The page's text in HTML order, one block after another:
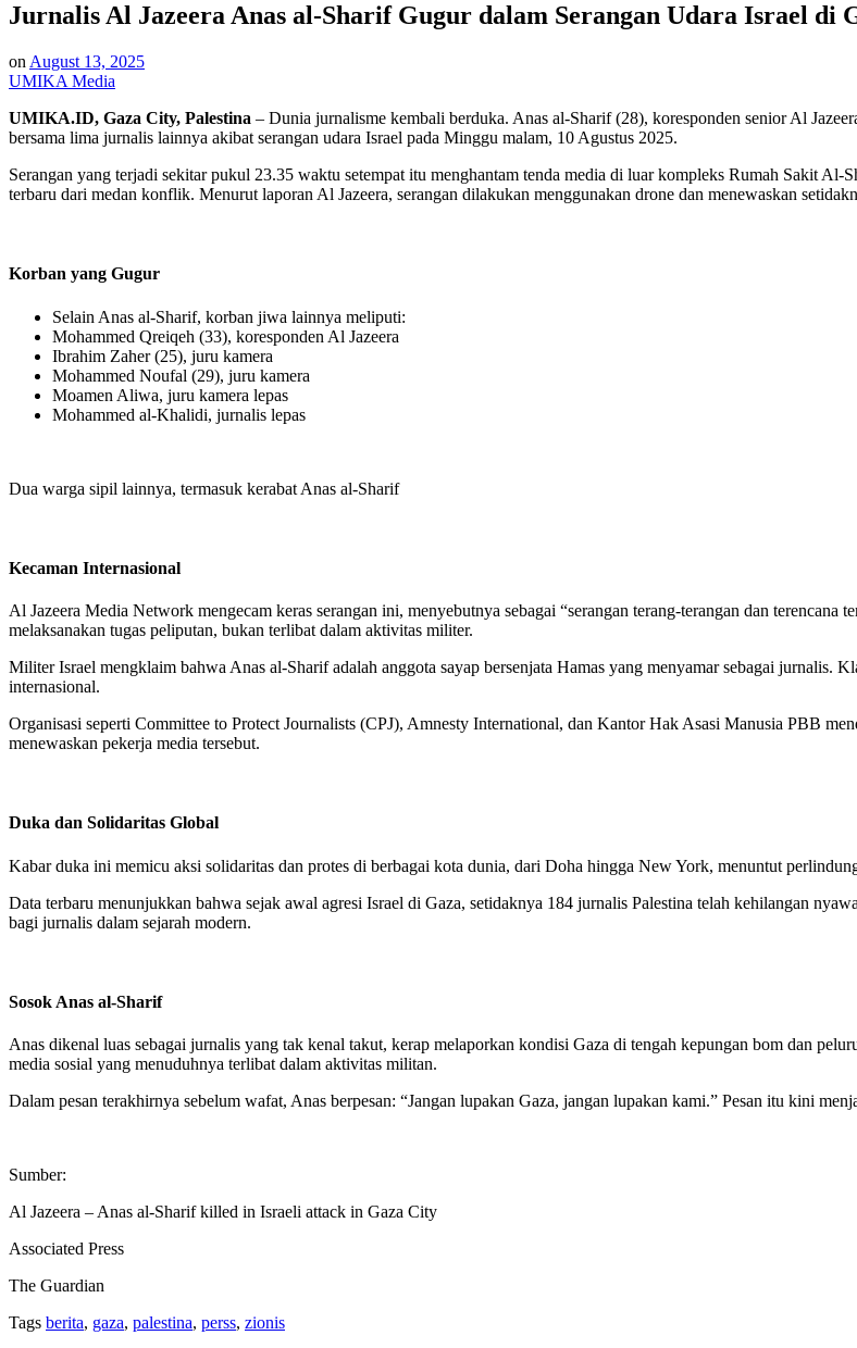
Jurnalis Al Jazeera Anas al-Sharif Gugur dalam Serangan Udara Israel di
on August 13, 2025
UMIKA Media
UMIKA.ID, Gaza City, Palestina – Dunia jurnalisme kembali berduka. Anas al-Sharif (28), koresponden senior Al
bersama lima jurnalis lainnya akibat serangan udara Israel pada Minggu malam, 10 Agustus 2025.
Serangan yang terjadi sekitar pukul 23.35 waktu setempat itu menghantam tenda media di luar kompleks Rumah Sakit
terbaru dari medan konflik. Menurut laporan Al Jazeera, serangan dilakukan menggunakan drone dan menewaskan
Korban yang Gugur
Selain Anas al-Sharif, korban jiwa lainnya meliputi:
Mohammed Qreiqeh (33), koresponden Al Jazeera
Ibrahim Zaher (25), juru kamera
Mohammed Noufal (29), juru kamera
Moamen Aliwa, juru kamera lepas
Mohammed al-Khalidi, jurnalis lepas
Dua warga sipil lainnya, termasuk kerabat Anas al-Sharif
Kecaman Internasional
Al Jazeera Media Network mengecam keras serangan ini, menyebutnya sebagai “serangan terang-terangan dan terencana
melaksanakan tugas peliputan, bukan terlibat dalam aktivitas militer.
Militer Israel mengklaim bahwa Anas al-Sharif adalah anggota sayap bersenjata Hamas yang menyamar sebagai jurnalis.
internasional.
Organisasi seperti Committee to Protect Journalists (CPJ), Amnesty International, dan Kantor Hak Asasi Manusia PBB
menewaskan pekerja media tersebut.
Duka dan Solidaritas Global
Kabar duka ini memicu aksi solidaritas dan protes di berbagai kota dunia, dari Doha hingga New York, menuntut
Data terbaru menunjukkan bahwa sejak awal agresi Israel di Gaza, setidaknya 184 jurnalis Palestina telah kehilangan
bagi jurnalis dalam sejarah modern.
Sosok Anas al-Sharif
Anas dikenal luas sebagai jurnalis yang tak kenal takut, kerap melaporkan kondisi Gaza di tengah kepungan bom dan
media sosial yang menuduhnya terlibat dalam aktivitas militan.
Dalam pesan terakhirnya sebelum wafat, Anas berpesan: “Jangan lupakan Gaza, jangan lupakan kami.” Pesan itu kini
Sumber:
Al Jazeera – Anas al-Sharif killed in Israeli attack in Gaza City
Associated Press
The Guardian
Tags berita, gaza, palestina, perss, zionis